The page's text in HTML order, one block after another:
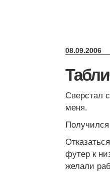
08.09.2006
Сверстал
меня.
Получился
футер к
желали